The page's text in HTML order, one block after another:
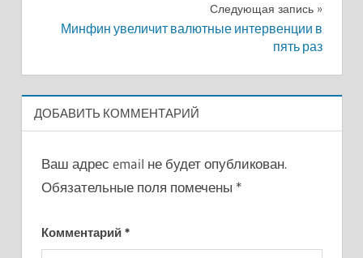
Следующая запись
Минфин увеличит валютные интервенции в
пять раз
ДОБАВИТЬ КОММЕНТАРИЙ
Ваш адрес email не будет опубликован.
Обязательные поля помечены *
Комментарий *